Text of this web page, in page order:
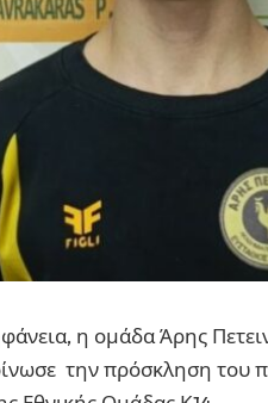
η ομάδα Άρης
την πρόσκληση του